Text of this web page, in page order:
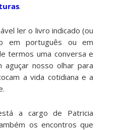
.
ler o livro indicado (ou
em português ou em
termos uma conversa e
aguçar nosso olhar para
a vida cotidiana e a
a cargo de Patricia
os encontros que